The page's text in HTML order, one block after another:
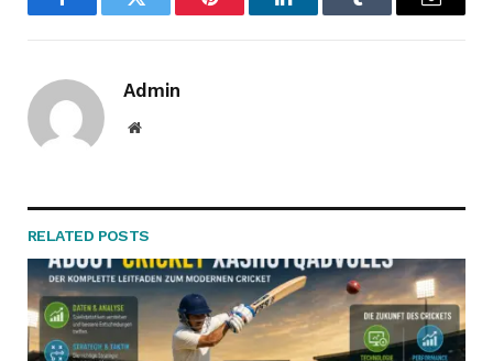
FacebookTwitter Pinterest LinkedInTumblr Email
Admin
Website
RELATED POSTS